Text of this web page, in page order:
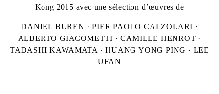
Kong 2015 avec une sélection d’œuvres de
DANIEL BUREN · PIER PAOLO CALZOLARI ·
ALBERTO GIACOMETTI · CAMILLE HENROT ·
TADASHI KAWAMATA · HUANG YONG PING · LEE
UFAN